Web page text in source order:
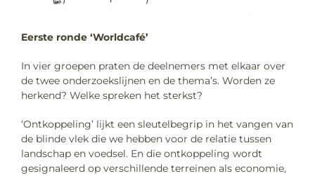
Eerste ronde ‘Worldcafé’
In vier groepen praten de deelnemers met elkaar over
de twee onderzoekslijnen en de thema’s. Worden ze
herkend? Welke spreken het sterkst?
‘Ontkoppeling’ lijkt een sleutelbegrip in het vangen van
de blinde vlek die we hebben voor de relatie tussen
landschap en voedsel. En die ontkoppeling wordt
gesignaleerd op verschillende terreinen als economie,